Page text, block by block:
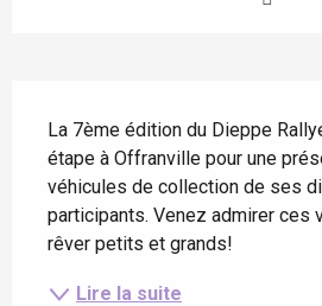
La 7ème édition du Dieppe
étape à Offranville pour une
véhicules de collection de ses
participants. Venez admirer ces
rêver petits et grands!
Lire la suite